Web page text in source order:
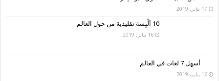
17 يناير، 2019
10 ألْبِسة تقليدية من حول العالم
16 يناير، 2019
أسهل 7 لغات في العالم
16 يناير، 2019